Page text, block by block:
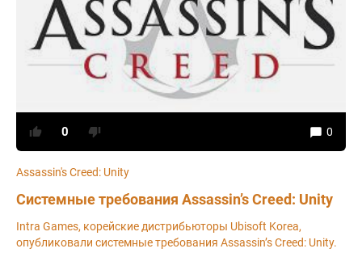
Системные требования Assassin’s Creed: Unity
Assassin's Creed: Unity
Intra Games, корейские дистрибьюторы Ubisoft Korea,
опубликовали системные требования Assassin’s Creed: Unity.
0 0